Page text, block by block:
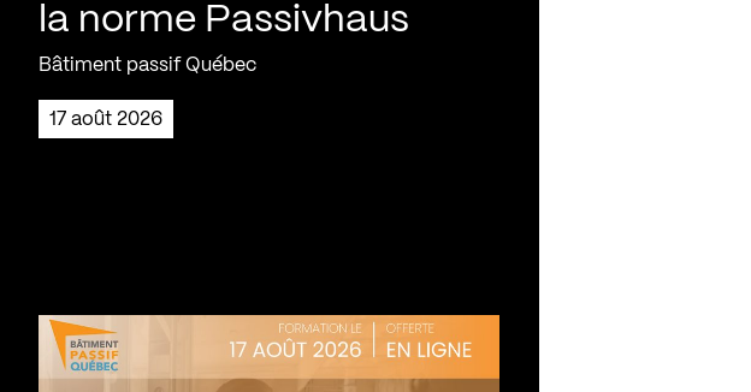
la norme Passivhaus
Bâtiment passif Québec
17 août 2026